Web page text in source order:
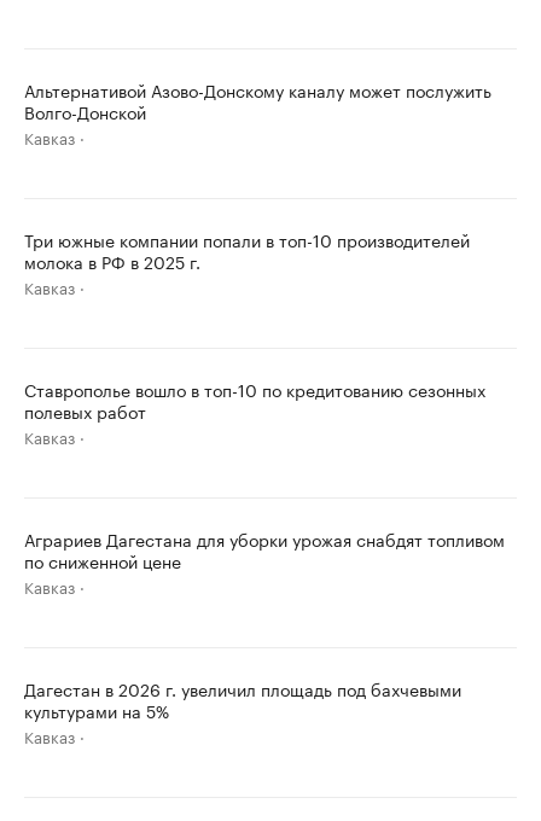
Альтернативой Азово-Донскому каналу может послужить
Волго-Донской
Кавказ
Три южные компании попали в топ-10 производителей
молока в РФ в 2025 г.
Кавказ
Ставрополье вошло в топ-10 по кредитованию сезонных
полевых работ
Кавказ
Аграриев Дагестана для уборки урожая снабдят топливом
по сниженной цене
Кавказ
Дагестан в 2026 г. увеличил площадь под бахчевыми
культурами на 5%
Кавказ